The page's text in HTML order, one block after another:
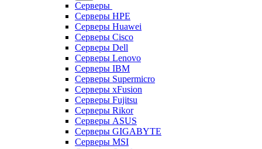
Серверы
Серверы HPE
Серверы Huawei
Серверы Cisco
Серверы Dell
Серверы Lenovo
Серверы IBM
Серверы Supermicro
Серверы xFusion
Серверы Fujitsu
Серверы Rikor
Серверы ASUS
Серверы GIGABYTE
Серверы MSI